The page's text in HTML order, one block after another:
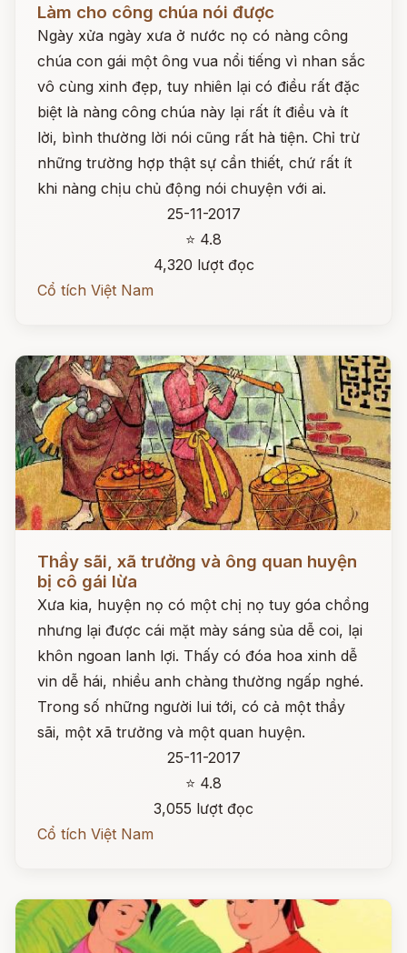
Làm cho công chúa nói được
Ngày xửa ngày xưa ở nước nọ có nàng công
chúa con gái một ông vua nổi tiếng vì nhan sắc
vô cùng xinh đẹp, tuy nhiên lại có điều rất đặc
biệt là nàng công chúa này lại rất ít điều và ít
lời, bình thường lời nói cũng rất hà tiện. Chỉ trừ
những trường hợp thật sự cần thiết, chứ rất ít
khi nàng chịu chủ động nói chuyện với ai.
25-11-2017
⭐ 4.8
4,320 lượt đọc
Cổ tích Việt Nam
Đọc ngay
Thầy sãi, xã trưởng và ông quan huyện
bị cô gái lừa
Xưa kia, huyện nọ có một chị nọ tuy góa chồng
nhưng lại được cái mặt mày sáng sủa dễ coi, lại
khôn ngoan lanh lợi. Thấy có đóa hoa xinh dễ
vin dễ hái, nhiều anh chàng thường ngấp nghé.
Trong số những người lui tới, có cả một thầy
sãi, một xã trưởng và một quan huyện.
25-11-2017
⭐ 4.8
3,055 lượt đọc
Cổ tích Việt Nam